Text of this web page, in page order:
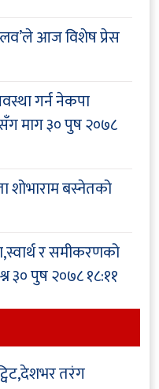
आज विशेष प्रेस
गर्न नेकपा
माग३० पुष २०७८
शोभाराम बस्नेतको
र समीकरणको
३० पुष २०७८ १८:११
तरंग